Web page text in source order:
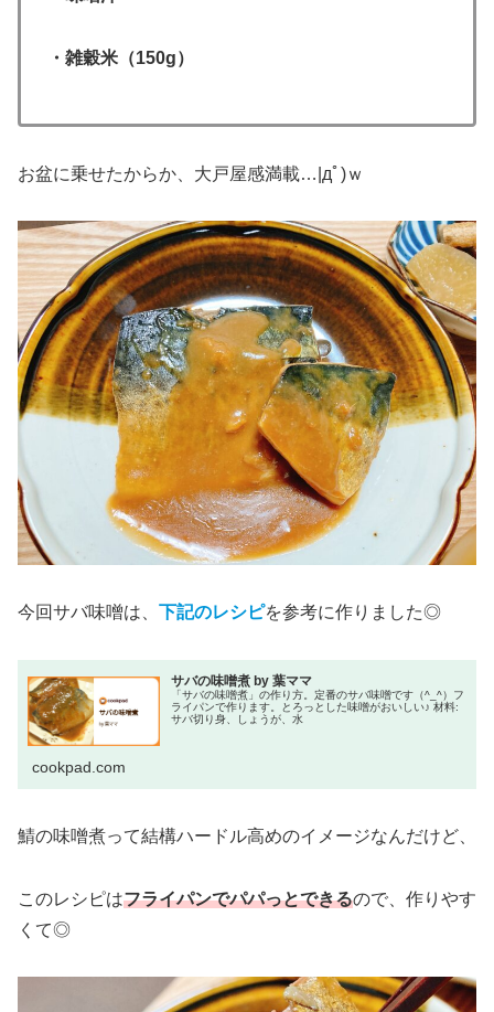
・雑穀米（150g）
お盆に乗せたからか、大戸屋感満載…|дﾟ)ｗ
今回サバ味噌は、 下記のレシピを参考に作りました◎
サバの味噌煮 by 葉ママ
「サバの味噌煮」の作り方。定番のサバ味噌です（^_^）フ
ライパンで作ります。とろっとした味噌がおいしい♪ 材料:
サバ切り身、しょうが、水
cookpad.com
鯖の味噌煮って結構ハードル高めのイメージなんだけど、
このレシピはフライパンでパパっとできるので、作りやす
くて◎